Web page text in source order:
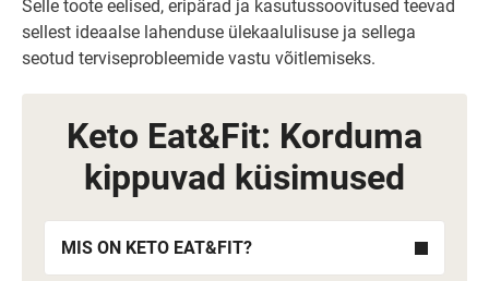
Selle toote eelised, eripärad ja kasutussoovitused teevad
sellest ideaalse lahenduse ülekaalulisuse ja sellega
seotud terviseprobleemide vastu võitlemiseks.
Keto Eat&Fit: Korduma
kippuvad küsimused
MIS ON KETO EAT&FIT?